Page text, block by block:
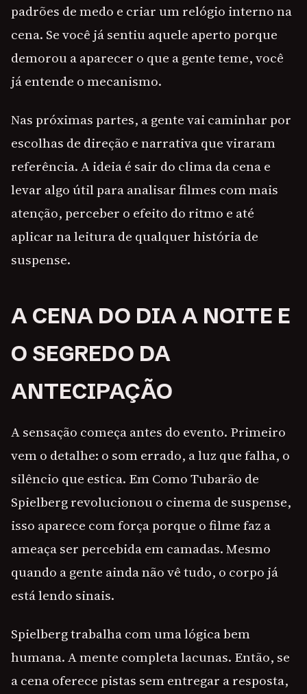
padrões de medo e criar um relógio interno na
cena. Se você já sentiu aquele aperto porque
demorou a aparecer o que a gente teme, você
já entende o mecanismo.
Nas próximas partes, a gente vai caminhar por
escolhas de direção e narrativa que viraram
referência. A ideia é sair do clima da cena e
levar algo útil para analisar filmes com mais
atenção, perceber o efeito do ritmo e até
aplicar na leitura de qualquer história de
suspense.
A CENA DO DIA A NOITE E
O SEGREDO DA
ANTECIPAÇÃO
A sensação começa antes do evento. Primeiro
vem o detalhe: o som errado, a luz que falha, o
silêncio que estica. Em Como Tubarão de
Spielberg revolucionou o cinema de suspense,
isso aparece com força porque o filme faz a
ameaça ser percebida em camadas. Mesmo
quando a gente ainda não vê tudo, o corpo já
está lendo sinais.
Spielberg trabalha com uma lógica bem
humana. A mente completa lacunas. Então, se
a cena oferece pistas sem entregar a resposta,